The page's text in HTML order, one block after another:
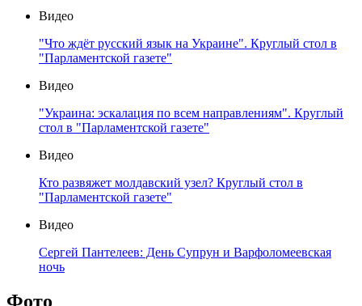
Видео
"Что ждёт русский язык на Украине". Круглый стол в
"Парламентской газете"
Видео
"Украина: эскалация по всем направлениям". Круглый
стол в "Парламентской газете"
Видео
Кто развяжет молдавский узел? Круглый стол в
"Парламентской газете"
Видео
Сергей Пантелеев: День Супрун и Варфоломеевская
ночь
Фото